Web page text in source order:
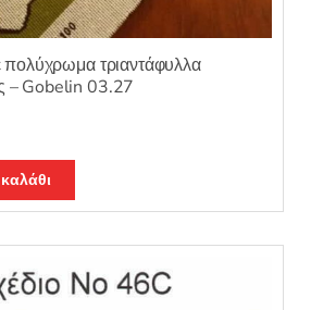
τριαντάφυλλα
Gobelin 03.27